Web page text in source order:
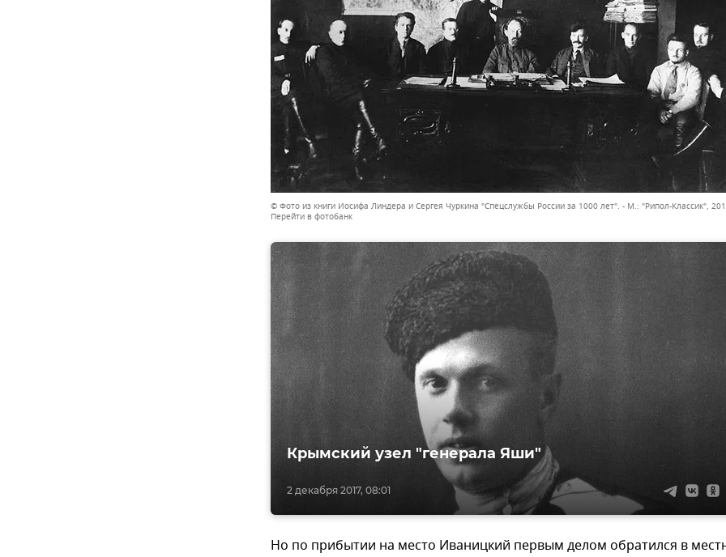
© Фото из книги Иосифа Линдера и Сергея Чуркина "Спецслужбы России за 1000 лет". - М.: "Рипол-Классик",
Перейти в фотобанк
2 декабря 2017, 08:01
Крымский узел "генерала Яши"
Но по прибытии на место Иваницкий первым делом обратился в